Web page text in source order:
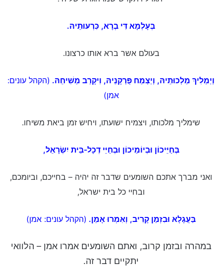
בְּעָלְמָא דִּי בְרָא, כִּרְעוּתֵיהּ.
בעולם אשר ברא אותו כרצונו.
וְיַמְלִיךְ מַלְכוּתֵיהּ, וְיַצְמַח פֻּרְקָנֵיהּ, וִיקָרֵב מְשִׁיחֵהּ. (הקהל עונים:
אמן)
שימליך מלכותו, ויצמיח ישועתו, ויחיש זמן ביאת משיחו.
בְּחַיֵּיכוֹן וּבְיוֹמֵיכוֹן וּבְחַיֵּי דְכָל-בֵּית יִשְׂרָאֵל,
ואני מברך אתכם השומעים שדבר זה יהיה – בחייכם, וביומכם,
ובחיי כל בית ישראל,
בַּעֲגָלָא וּבִזְמַן קָרִיב, וְאִמְרוּ אָמֵן. (הקהל עונים: אמן)
במהרה ובזמן קרוב, ואתם השומעים אמרו אמן – הלוואי
יתקיים דבר זה.